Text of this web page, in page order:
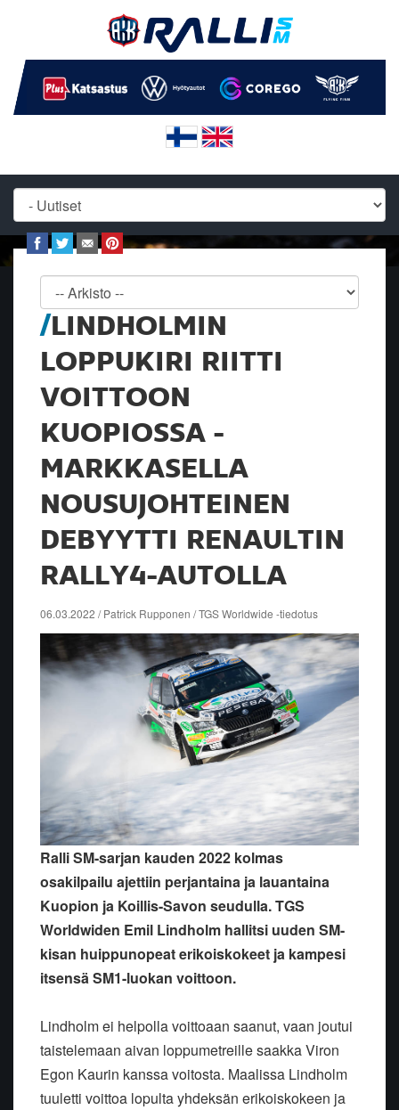
LINDHOLMIN
LOPPUKIRI RIITTI
VOITTOON
KUOPIOSSA -
MARKKASELLA
NOUSUJOHTEINEN
DEBYYTTI RENAULTIN
RALLY4-AUTOLLA
06.03.2022 / Patrick Rupponen / TGS Worldwide -tiedotus
Ralli SM-sarjan kauden 2022 kolmas
osakilpailu ajettiin perjantaina ja lauantaina
Kuopion ja Koillis-Savon seudulla. TGS
Worldwiden Emil Lindholm hallitsi uuden SM-
kisan huippunopeat erikoiskokeet ja kampesi
itsensä SM1-luokan voittoon.
Lindholm ei helpolla voittoaan saanut, vaan joutui
taistelemaan aivan loppumetreille saakka Viron
Egon Kaurin kanssa voitosta. Maalissa Lindholm
tuuletti voittoa lopulta yhdeksän erikoiskokeen ja